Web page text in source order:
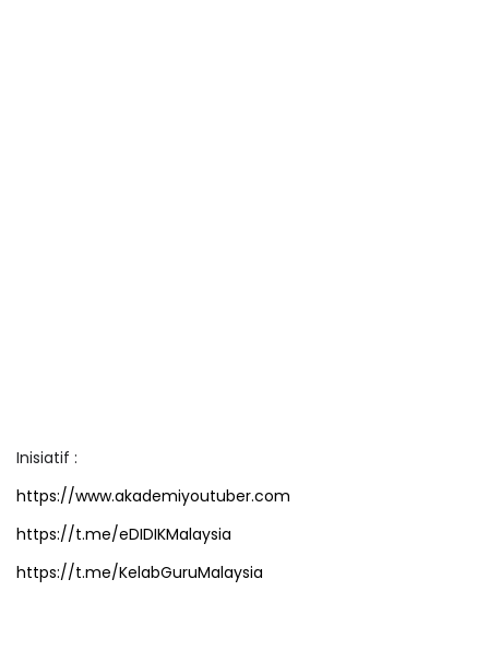
Inisiatif :
https://www.akademiyoutuber.com
https://t.me/eDIDIKMalaysia
https://t.me/KelabGuruMalaysia